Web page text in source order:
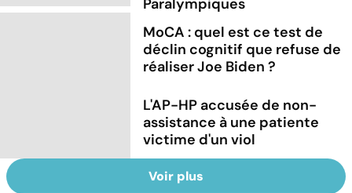
Paralympiques
MoCA : quel est ce test de
déclin cognitif que refuse de
réaliser Joe Biden ?
L'AP-HP accusée de non-
assistance à une patiente
victime d'un viol
Voir plus